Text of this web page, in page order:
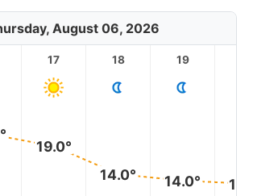
August 06, 2026
17
19.0°
18
14.0°
19
14.0°